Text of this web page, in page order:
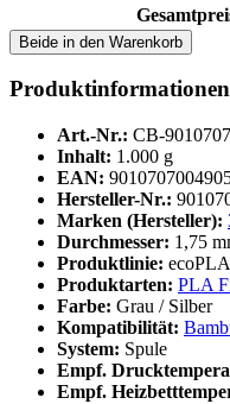
Beide in den Warenkorb
Art.-Nr.: CB-
Inhalt: 1.000 g
EAN:
Hersteller-Nr.:
Marken (Hersteller):
Durchmesser: 1,75
Produktlinie: ecoPLA
Produktarten: PLA
Farbe: Grau / Silber
Kompatibilität:
System: Spule
Empf.
Empf.